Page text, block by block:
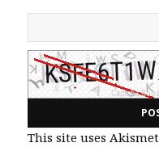
This site uses